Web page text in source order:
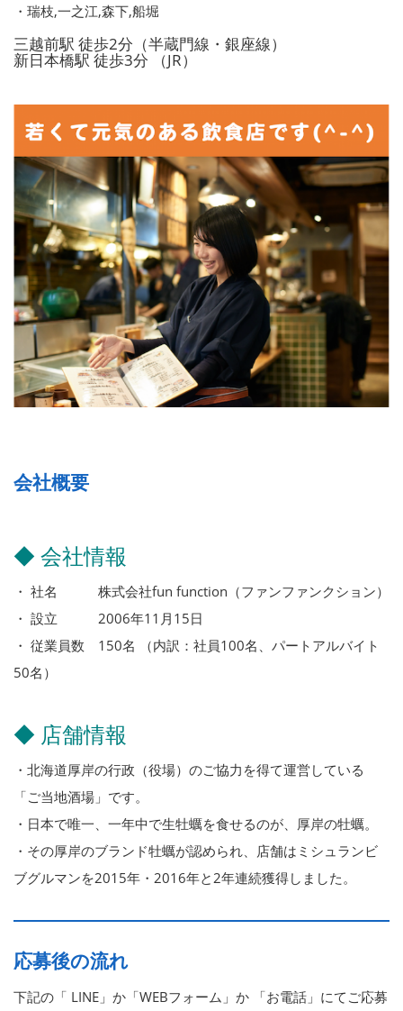
・瑞枝,一之江,森下,船堀
三越前駅 徒歩2分（半蔵門線・銀座線）
新日本橋駅 徒歩3分 （JR）
会社概要
◆ 会社情報
・ 社名 株式会社fun function（ファンファンクション）
・ 設立 2006年11月15日
・ 従業員数 150名 （内訳：社員100名、パートアルバイト
50名）
◆ 店舗情報
・北海道厚岸の行政（役場）のご協力を得て運営している
「ご当地酒場」です。
・日本で唯一、一年中で生牡蠣を食せるのが、厚岸の牡蠣。
・その厚岸のブランド牡蠣が認められ、店舗はミシュランビ
ブグルマンを2015年・2016年と2年連続獲得しました。
応募後の流れ
下記の「 LINE」か「WEBフォーム」か 「お電話」にてご応募